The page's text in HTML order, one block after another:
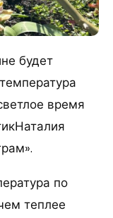
будет
время
по
теплее